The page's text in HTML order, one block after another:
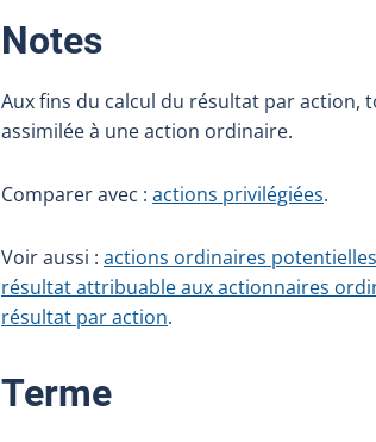
Notes:
Aux fins du calcul du résultat par
assimilée à une action ordinaire.
Comparer avec : actions privilégiées.
Voir aussi : actions ordinaires
résultat attribuable aux actionnaires
résultat par action.
Terme: